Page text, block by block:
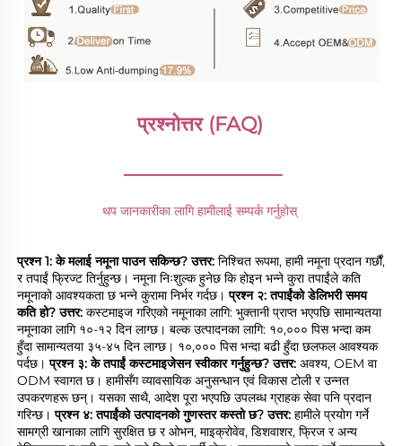
प्रश्नोत्तर (FAQ)
________________
थप जानकारीका लागि हामीलाई सम्पर्क गर्नुहोस्
प्रश्न 1: के मलाई नमूना पाउन सकिन्छ? उत्तर: निश्चित रूपमा, हामी नमूना प्रदान गर्छौं,
र तपाईं फ्रिज्ट तिर्नुहुन्छ। नमूना निःशुल्क हुनेछ कि होइन भन्ने कुरा तपाईंले कति
नमूनाको आवश्यकता छ भन्ने कुरामा निर्भर गर्दछ। प्रश्न २: तपाईंको डेलिभरी समय
कति हो? उत्तर: कस्टमाइज गरिएको नमूनाका लागि: भुक्तानी प्राप्त भएपछि सामान्यतया
नमूनाका लागि १०-१२ दिन लाग्छ। बल्क उत्पादनका लागि: १०,००० पिस भन्दा कम
हुँदा सामान्यतया ३५-४५ दिन लाग्छ। १०,००० पिस भन्दा बढी हुँदा छलफल आवश्यक
पर्दछ। प्रश्न ३: के तपाईं कस्टमाइजेसन स्वीकार गर्नुहुन्छ? उत्तर: अवश्य, OEM वा
ODM स्वागत छ। हामीसँग व्यावसायिक अनुसन्धान एवं विकास टोली र उन्नत
उपकरणहरू छन्। यसका साथै, आदेश पूरा भएपछि उपलब्ध ग्राहक सेवा पनि प्रदान
गरिन्छ। प्रश्न ४: तपाईंको उत्पादनको गुणस्तर कस्तो छ? उत्तर: हामीले प्रयोग गर्ने
सामग्री खानाका लागि सुरक्षित छ र ओभन, माइक्रोवेव, डिशवाशर, फ्रिज र अन्य